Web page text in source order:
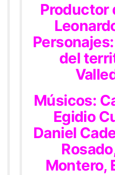
Productor
del
Músicos:
Egidio
Daniel
Montero,